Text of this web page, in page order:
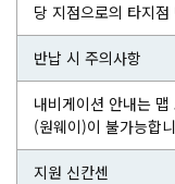
당 지점으로의 타지
반납 시 주의사항
내비게이션 안내는
(원웨이)이 불가능합
지원 신칸센